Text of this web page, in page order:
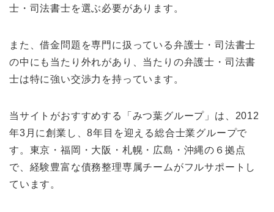
士・司法書士を選ぶ必要があります。
また、借金問題を専門に扱っている弁護士・司法書士
の中にも当たり外れがあり、当たりの弁護士・司法書
士は特に強い交渉力を持っています。
当サイトがおすすめする「みつ葉グループ」は、2012
年3月に創業し、8年目を迎える総合士業グループで
す。東京・福岡・大阪・札幌・広島・沖縄の６拠点
で、経験豊富な債務整理専属チームがフルサポートし
ています。